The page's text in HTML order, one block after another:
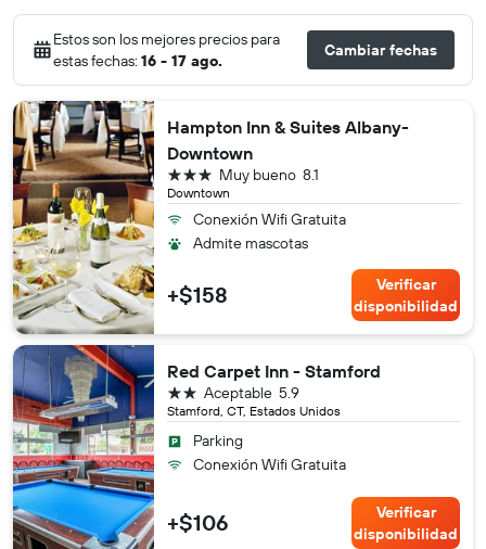
Estos son los mejores precios para
estas fechas: 16 - 17 ago.
Cambiar fechas
Hampton Inn & Suites Albany-
Downtown
Downtown
8.1
Muy bueno
3 estrellas
Conexión Wifi Gratuita
Admite mascotas
+$158
Verificar
disponibilidad
Red Carpet Inn - Stamford
Stamford, CT, Estados Unidos
5.9
Aceptable
2 estrellas
Parking
Conexión Wifi Gratuita
+$106
Verificar
disponibilidad